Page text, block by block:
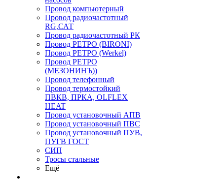
Провод компьютерный
Провод радиочастотный
RG,САТ
Провод радиочастотный РК
Провод РЕТРО (BIRONI)
Провод РЕТРО (Werkel)
Провод РЕТРО
(МЕЗОНИНЪ))
Провод телефонный
Провод термостойкий
ПВКВ, ПРКА, OLFLEX
HEAT
Провод установочный АПВ
Провод установочный ПВС
Провод установочный ПУВ,
ПУГВ ГОСТ
СИП
Тросы стальные
Ещё